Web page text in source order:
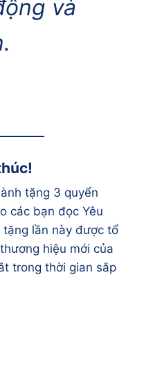
và
tặng 3 quyển
các bạn đọc Yêu
tặng lần này được tổ
hiệu mới của
trong thời gian sắp